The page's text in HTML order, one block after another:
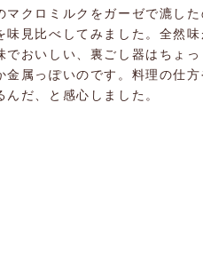
マクロミルクをガーゼで漉し
味見比べしてみました。全然
でおいしい、裏ごし器はちょ
金属っぽいのです。料理の仕
だ、と感心しました。